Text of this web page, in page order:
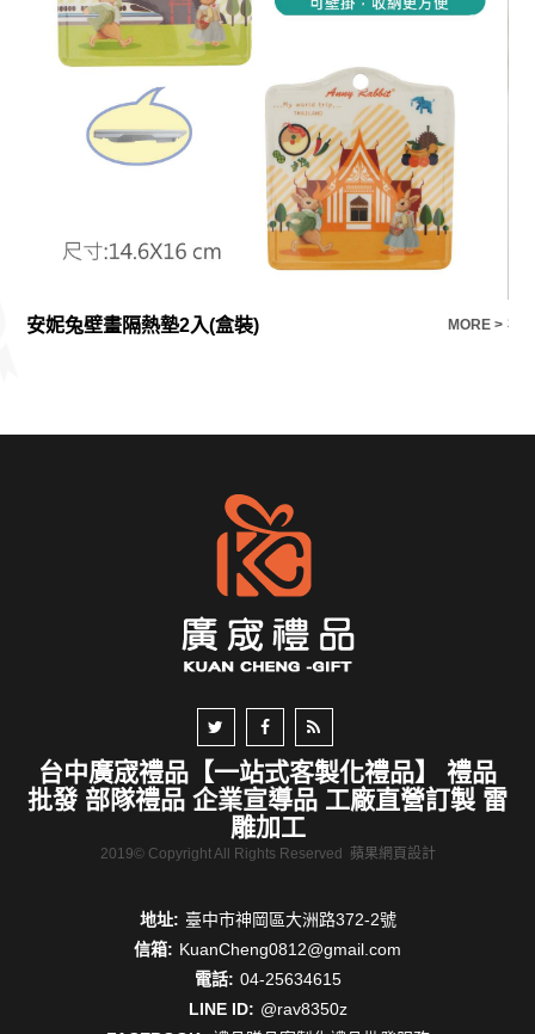
安妮兔壁畫隔熱墊2入(盒裝) MORE >
台中廣宬禮品【一站式客製化禮品】 禮品
批發 部隊禮品 企業宣導品 工廠直營訂製 雷
雕加工
2019© Copyright All Rights Reserved 蘋果網頁設計
地址: 臺中市神岡區大洲路372-2號
信箱: KuanCheng0812@gmail.com
電話: 04-25634615
LINE ID: @rav8350z